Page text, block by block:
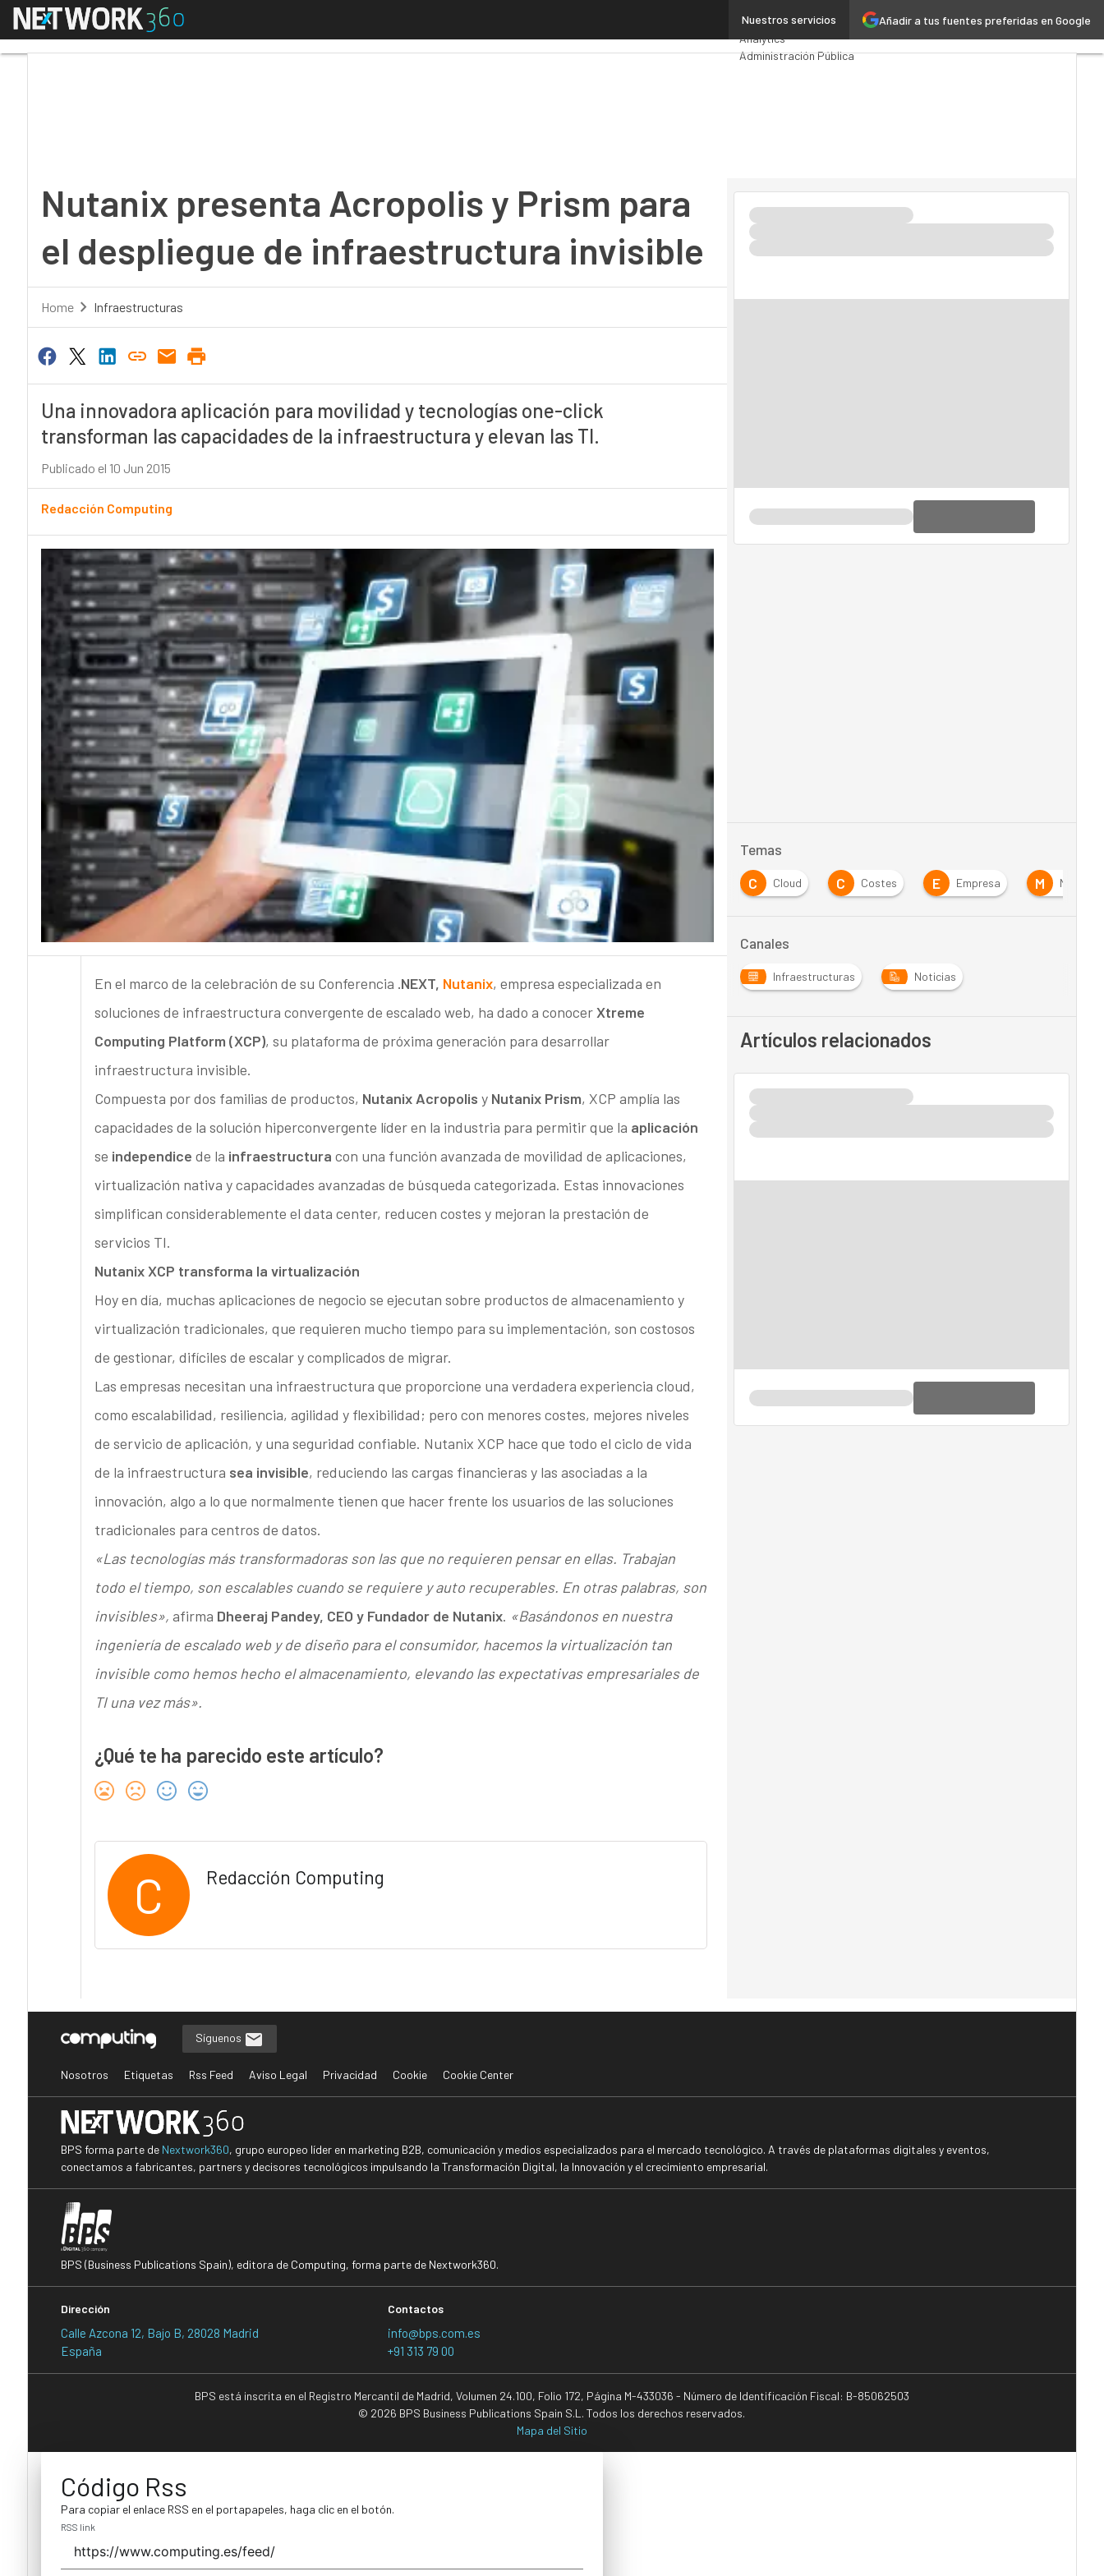
Añadir a tus fuentes preferidas en Google
Nuestros servicios
Menú
Premios Computing
Analytics
Administración Pública
Nutanix presenta Acropolis y Prism para
el despliegue de infraestructura invisible
Home Infraestructuras
Una innovadora aplicación para movilidad y tecnologías one-click
transforman las capacidades de la infraestructura y elevan las TI.
Publicado el 10 Jun 2015
Redacción Computing
En el marco de la celebración de su Conferencia .NEXT, Nutanix, empresa especializada en
soluciones de infraestructura convergente de escalado web, ha dado a conocerXtreme
Computing Platform (XCP), su plataforma de próxima generación para desarrollar
infraestructura invisible.
Compuesta por dos familias de productos, Nutanix Acropolis y Nutanix Prism, XCP amplía las
capacidades de la solución hiperconvergente líder en la industria para permitir que la aplicación
se independice de la infraestructura con una función avanzada de movilidad de aplicaciones,
virtualización nativa y capacidades avanzadas de búsqueda categorizada. Estas innovaciones
simplifican considerablemente el data center, reducen costes y mejoran la prestación de
servicios TI.
Nutanix XCP transforma la virtualización
Hoy en día, muchas aplicaciones de negocio se ejecutan sobre productos de almacenamiento y
virtualización tradicionales, que requieren mucho tiempo para su implementación, son costosos
de gestionar, difíciles de escalar y complicados de migrar.
Las empresas necesitan una infraestructura que proporcione una verdadera experiencia cloud,
como escalabilidad, resiliencia, agilidad y flexibilidad; pero con menores costes, mejores niveles
de servicio de aplicación, y una seguridad confiable. Nutanix XCP hace que todo el ciclo de vida
de la infraestructura sea invisible, reduciendo las cargas financieras y las asociadas a la
innovación, algo a lo que normalmente tienen que hacer frente los usuarios de las soluciones
tradicionales para centros de datos.
«Las tecnologías más transformadoras son las que no requieren pensar en ellas. Trabajan
todo el tiempo, son escalables cuando se requiere y auto recuperables. En otras palabras, son
invisibles», afirma Dheeraj Pandey, CEO y Fundador de Nutanix. «Basándonos en nuestra
ingeniería de escalado web y de diseño para el consumidor, hacemos la virtualización tan
invisible como hemos hecho el almacenamiento, elevando las expectativas empresariales de
TI una vez más».
¿Qué te ha parecido este artículo?
C Redacción Computing
Temas
A
Almacenamiento C Cloud C Costes E Empresa M
Canales
Infraestructuras Noticias
Artículos relacionados
Síguenos
Nosotros Etiquetas Rss Feed Aviso Legal Privacidad Cookie Cookie Center
BPS forma parte de Nextwork360, grupo europeo líder en marketing B2B, comunicación y medios especializados para el mercado tecnológico. A través de plataformas digitales y eventos,
conectamos a fabricantes, partners y decisores tecnológicos impulsando la Transformación Digital, la Innovación y el crecimiento empresarial.
BPS (Business Publications Spain), editora de Computing, forma parte de Nextwork360.
Dirección
Calle Azcona 12, Bajo B, 28028 Madrid
España
Contactos
info@bps.com.es
+91 313 79 00
BPS está inscrita en el Registro Mercantil de Madrid, Volumen 24.100, Folio 172, Página M-433036 - Número de Identificación Fiscal: B-85062503
© 2026 BPS Business Publications Spain S.L. Todos los derechos reservados.
Mapa del Sitio
Código Rss
Para copiar el enlace RSS en el portapapeles, haga clic en el botón.
RSS link